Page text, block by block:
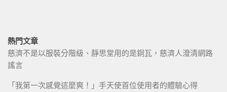
熱門文章
慈濟不是以服裝分階級、靜思堂用的是銅瓦，慈濟人澄清網路
謠言
「我第一次感覺這麼爽！」手天使首位使用者的體驗心得